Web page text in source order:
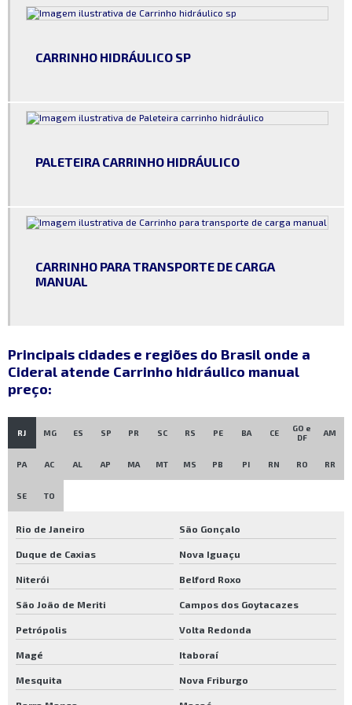
Paleteira hidráulica preço
Roda de carrinho de carga
Rodas e rodízios industriais
Rodas para carrinhos industriais
Rodas pneumáticas industriais
Rodízios para carrinho de carga
Rodízios para carrinhos preços
Roldanas e polias preços
Carrinho de carga industrial
Carrinho de carga sp
Carrinho hidráulico sp
Paleteira hidráulica a venda
CARRINHO HIDRÁULICO SP
PALETEIRA CARRINHO HIDRÁULICO
CARRINHO PARA TRANSPORTE DE CARGA
MANUAL
Principais cidades e regiões do Brasil onde a
Cideral atende Carrinho hidráulico manual
preço:
RJ MG ES SP PR SC RS PE BA CE
GO e
DF
AM
PA AC AL AP MA MT MS PB PI RN RO RR
SE TO
Rio de Janeiro São Gonçalo
Duque de Caxias Nova Iguaçu
Niterói Belford Roxo
São João de Meriti Campos dos Goytacazes
Petrópolis Volta Redonda
Magé Itaboraí
Mesquita Nova Friburgo